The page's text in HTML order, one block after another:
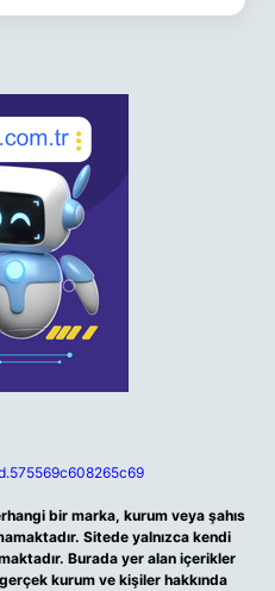
bir marka, kurum veya şahıs
Sitede yalnızca kendi
Burada yer alan içerikler
kurum ve kişiler hakkında